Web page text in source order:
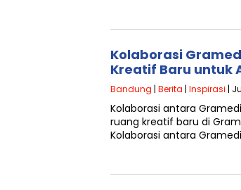
Kolaborasi
Kreatif Baru untuk
Bandung | Berita | Inspirasi |
Kolaborasi antara
ruang kreatif baru di
Kolaborasi antara